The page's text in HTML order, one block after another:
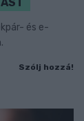
és e-
Szólj hozzá!